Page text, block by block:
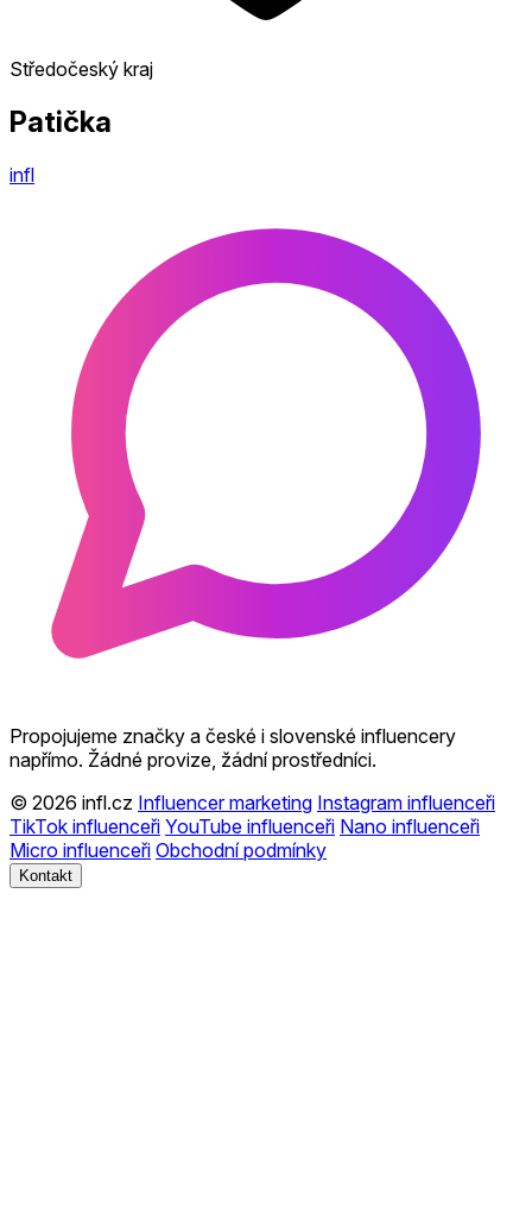
Středočeský kraj
Patička
infl
Propojujeme značky a české i slovenské influencery
napřímo. Žádné provize, žádní prostředníci.
© 2026 infl.cz Influencer marketing Instagram influenceři
TikTok influenceři YouTube influenceři Nano influenceři
Micro influenceři Obchodní podmínky
Kontakt